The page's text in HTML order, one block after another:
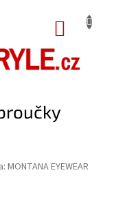
MONTANA EYEWEAR